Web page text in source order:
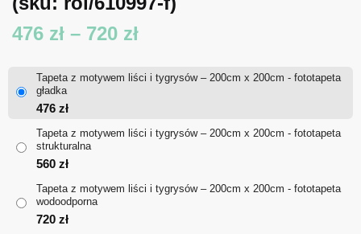
476 zł – 720 złZakres
476 zł
720 zł
Tapeta z motywem liści i tygrysów – 200cm x 200cm - fototapeta
gładka
476 zł
Tapeta z motywem liści i tygrysów – 200cm x 200cm - fototapeta
strukturalna
560 zł
Tapeta z motywem liści i tygrysów – 200cm x 200cm - fototapeta
wodoodporna
720 zł